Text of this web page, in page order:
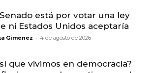
está por votar una ley
ni Estados Unidos aceptaría
Gimenez - 4 de agosto de 2026
que vivimos en democracia?